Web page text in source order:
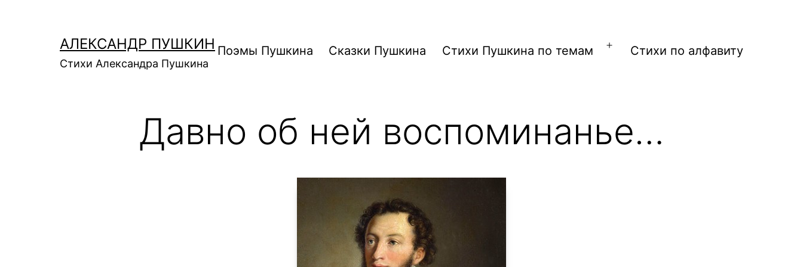
содержимомуАЛЕКСАНДР ПУШКИН
Стихи Александра Пушкина
Поэмы Пушкина Сказки Пушкина Стихи Пушкина по темам
ОткрытьСтихи по алфавиту
Давно об ней воспоминанье…